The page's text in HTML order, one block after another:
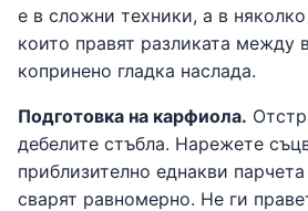
е в сложни техники, а в
които правят разликата между
копринено гладка наслада.
Подготовка на карфиола.
дебелите стъбла. Нарежете
приблизително еднакви
сварят равномерно. Не ги